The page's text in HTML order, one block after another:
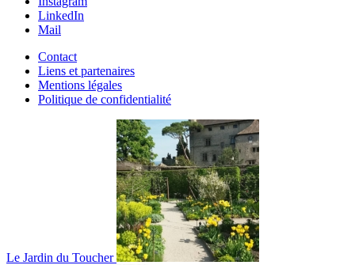
LinkedIn
Mail
Contact
Liens et partenaires
Mentions légales
Politique de confidentialité
Le Jardin du Toucher